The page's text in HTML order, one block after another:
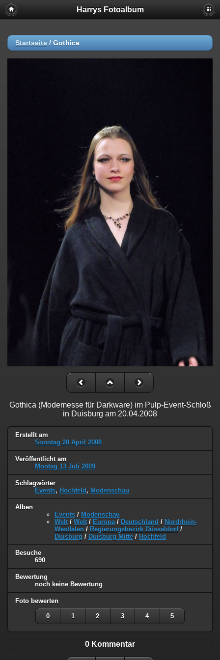
Harrys Fotoalbum
Startseite / Gothica
Gothica (Modemesse für Darkware) im Pulp-Event-Schloß
in Duisburg am 20.04.2008
Erstellt am
Sonntag 20 April 2008
Veröffentlicht am
Montag 13 Juli 2009
Schlagwörter
Events, Hochfeld, Modenschau
Alben
Events / Modenschau
Welt / Welt / Europa / Deutschland / Nordrhein-
Westfalen / Regierungsbezirk Düsseldorf/
Duisburg / Duisburg Mitte / Hochfeld
Besuche
690
Bewertung
noch keine Bewertung
Foto bewerten
0 1 2 3 4 5
0 Kommentar